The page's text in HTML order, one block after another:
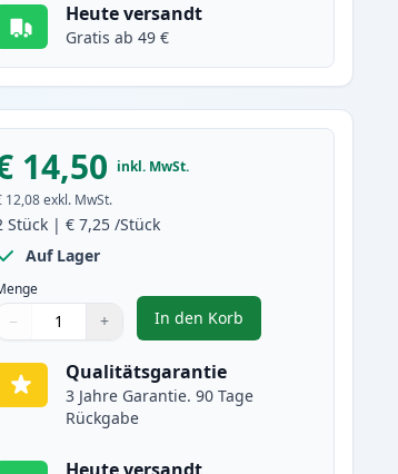
Heute versandt
Gratis ab 49 €
14,50 inkl. MwSt.
12,08 exkl. MwSt.
Stück |€ 7,25 /Stück
Auf Lager
Menge
Verwenden Sie die Tasten, um anzupassen
− +
Menge 1
In den Korb
, 2 stück Canon CLI-
Qualitätsgarantie
3 Jahre Garantie. 90 Tage
Rückgabe